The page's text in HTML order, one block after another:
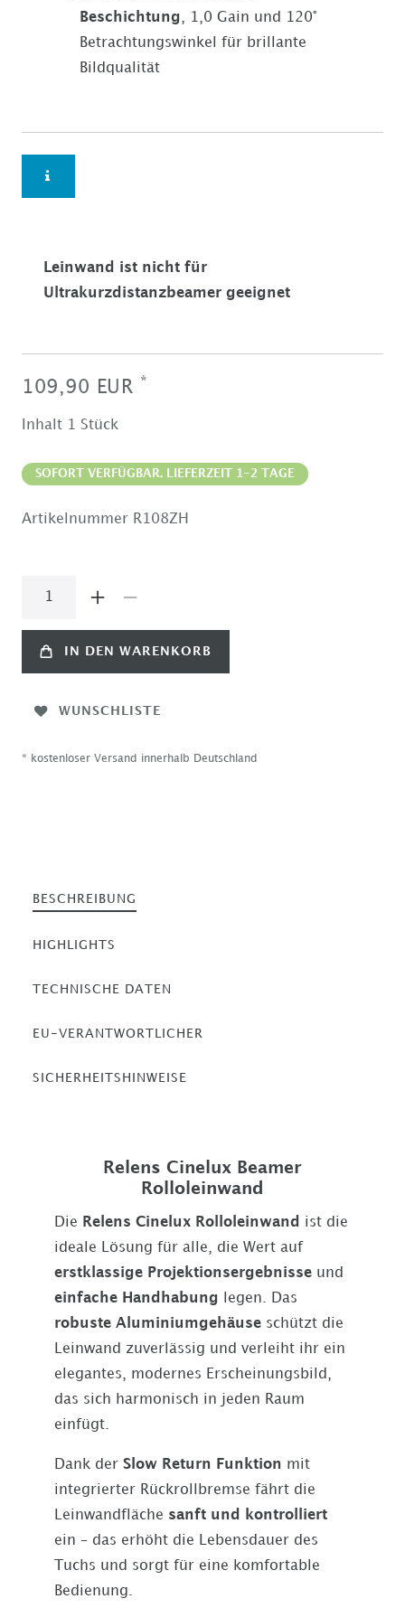
Beschichtung , 1,0 Gain und 120°
Betrachtungswinkel für brillante
Bildqualität
Leinwand ist nicht für
Ultrakurzdistanzbeamer geeignet
109,90 EUR *
Inhalt Stück
SOFORT VERFÜGBAR. LIEFERZEIT 1-2 TAGE
Artikelnummer R108ZH
IN DEN WARENKORB
WUNSCHLISTE
* kostenloser Versand innerhalb Deutschland
BESCHREIBUNG
HIGHLIGHTS
TECHNISCHE DATEN
EU-VERANTWORTLICHER
SICHERHEITSHINWEISE
Relens Cinelux Beamer
Rolloleinwand
Die Relens Cinelux Rolloleinwand
ist die
ideale Lösung für alle, die Wert auf
erstklassige Projektionsergebnisse und
einfache Handhabung legen. Das
robuste Aluminiumgehäuse schützt die
Leinwand zuverlässig und verleiht ihr ein
elegantes, modernes Erscheinungsbild,
das sich harmonisch in jeden Raum
einfügt.
Dank der Slow Return Funktion mit
integrierter Rückrollbremse fährt die
Leinwandfläche sanft und kontrolliert
ein – das erhöht die Lebensdauer des
Tuchs und sorgt für eine komfortable
Bedienung.